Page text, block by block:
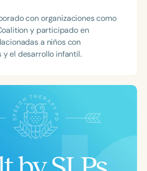
con organizaciones como
y participado en
a niños con
el desarrollo infantil.